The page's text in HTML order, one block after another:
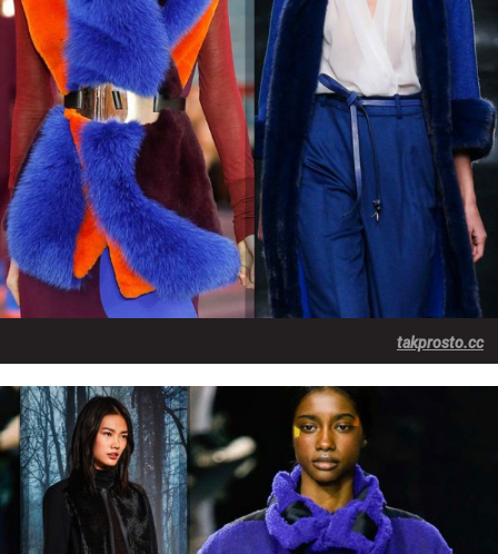
takprosto.cc